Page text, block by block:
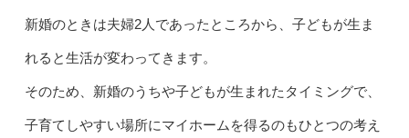
新婚のときは夫婦2人であったところから、子どもが生ま
れると生活が変わってきます。
そのため、新婚のうちや子どもが生まれたタイミングで、
子育てしやすい場所にマイホームを得るのもひとつの考え